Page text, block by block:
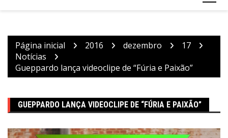
Página inicial 2016 dezembro
17
Notícias
Gueppardo lança videoclipe de “Fúria e Paixão”
GUEPPARDO LANÇA VIDEOCLIPE DE “FÚRIA E PAIXÃO”